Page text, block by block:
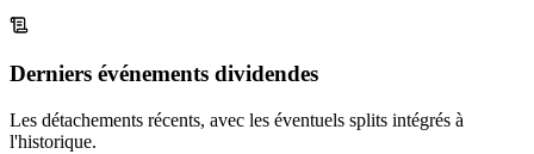
Derniers événements dividendes
Les détachements récents, avec les éventuels splits intégrés à
l'historique.